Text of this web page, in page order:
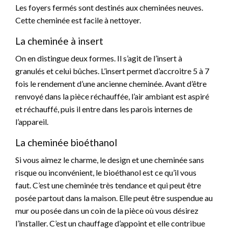
Les foyers fermés sont destinés aux cheminées neuves.
Cette cheminée est facile à nettoyer.
La cheminée à insert
On en distingue deux formes. Il s’agit de l’insert à
granulés et celui bûches. L’insert permet d’accroitre 5 à 7
fois le rendement d’une ancienne cheminée. Avant d’être
renvoyé dans la pièce réchauffée, l’air ambiant est aspiré
et réchauffé, puis il entre dans les parois internes de
l’appareil.
La cheminée bioéthanol
Si vous aimez le charme, le design et une cheminée sans
risque ou inconvénient, le bioéthanol est ce qu’il vous
faut. C’est une cheminée très tendance et qui peut être
posée partout dans la maison. Elle peut être suspendue au
mur ou posée dans un coin de la pièce où vous désirez
l’installer. C’est un chauffage d’appoint et elle contribue